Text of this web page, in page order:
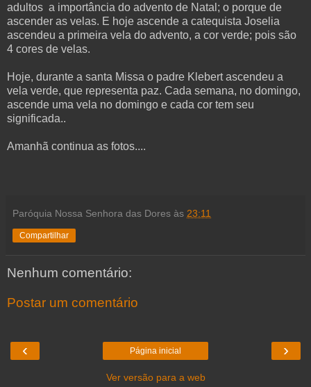
adultos a importância do advento de Natal; o porque de
ascender as velas. E hoje ascende a catequista Joselia
ascendeu a primeira vela do advento, a cor verde; pois são
4 cores de velas.
Hoje, durante a santa Missa o padre Klebert ascendeu a
vela verde, que representa paz. Cada semana, no domingo,
ascende uma vela no domingo e cada cor tem seu
significada..
Amanhã continua as fotos....
Paróquia Nossa Senhora das Dores às 23:11
Compartilhar
Nenhum comentário:
Postar um comentário
‹ ›
Página inicial
Ver versão para a web